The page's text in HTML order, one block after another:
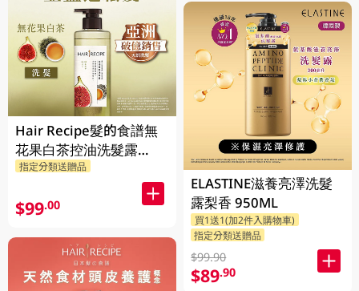
Hair Recipe髮的食譜無
花果白茶控油洗髮露
510ML(新舊裝隨機發貨)
指定分類送贈品
$99.00
ELASTINE滋養亮澤洗髮
露梨香 950ML
買1送1(加2件入購物車)
指定分類送贈品
$99.90
$89.90